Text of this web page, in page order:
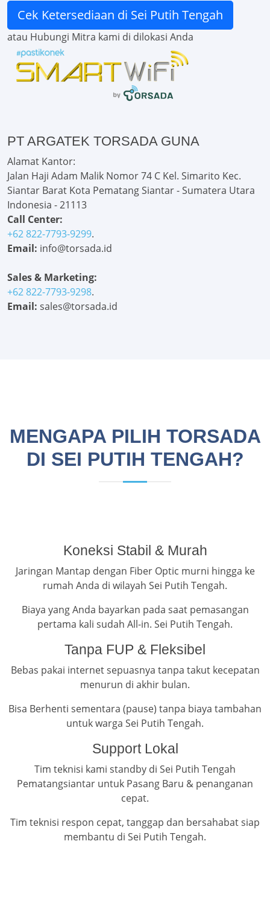
Cek Ketersediaan di Sei Putih Tengah
atau Hubungi Mitra kami di dilokasi Anda
PT ARGATEK TORSADA GUNA
Alamat Kantor:
Jalan Haji Adam Malik Nomor 74 C Kel. Simarito Kec.
Siantar Barat Kota Pematang Siantar - Sumatera Utara
Indonesia - 21113
Call Center:
+62 822-7793-9299.
Email: info@torsada.id
Sales & Marketing:
+62 822-7793-9298.
Email: sales@torsada.id
MENGAPA PILIH TORSADA
DI SEI PUTIH TENGAH?
Koneksi Stabil & Murah
Jaringan Mantap dengan Fiber Optic murni hingga ke
rumah Anda di wilayah Sei Putih Tengah.
Biaya yang Anda bayarkan pada saat pemasangan
pertama kali sudah All-in. Sei Putih Tengah.
Tanpa FUP & Fleksibel
Bebas pakai internet sepuasnya tanpa takut kecepatan
menurun di akhir bulan.
Bisa Berhenti sementara (pause) tanpa biaya tambahan
untuk warga Sei Putih Tengah.
Support Lokal
Tim teknisi kami standby di Sei Putih Tengah
Pematangsiantar untuk Pasang Baru & penanganan
cepat.
Tim teknisi respon cepat, tanggap dan bersahabat siap
membantu di Sei Putih Tengah.